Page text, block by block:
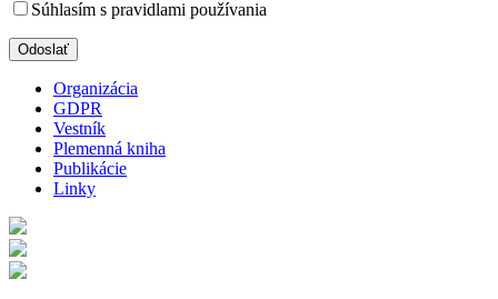
Súhlasím s pravidlami používania
Organizácia
GDPR
Vestník
Plemenná kniha
Publikácie
Linky